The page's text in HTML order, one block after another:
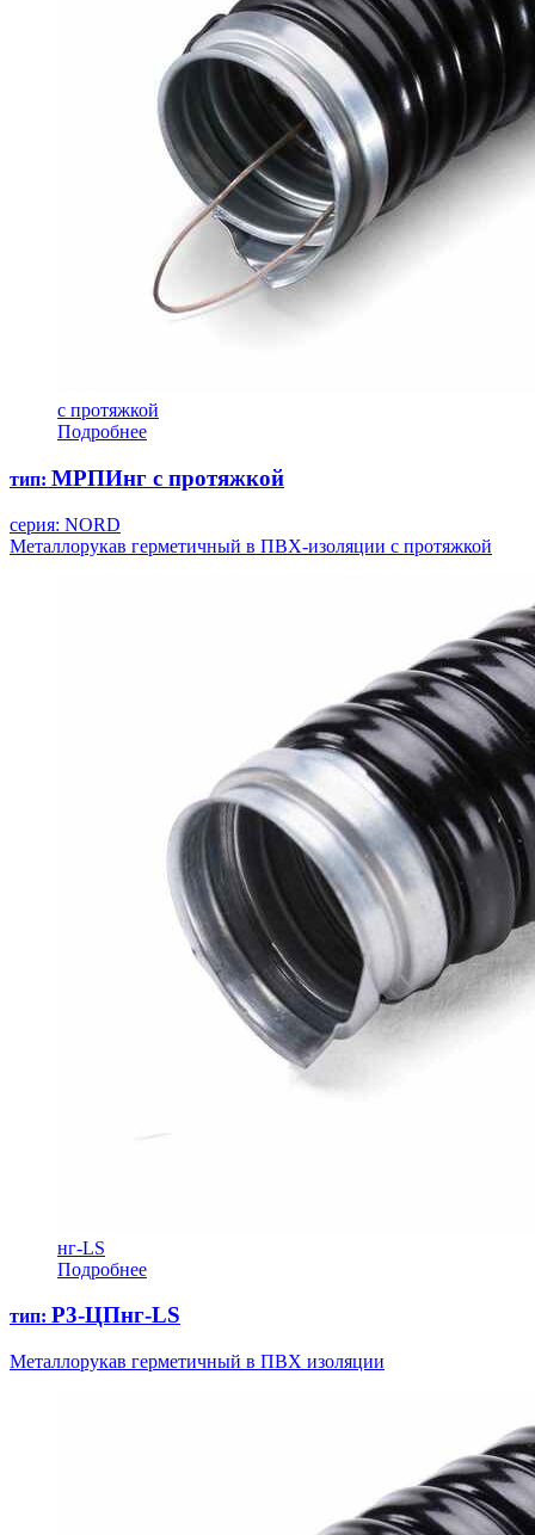
с протяжкой
Подробнее
тип: МРПИнг с протяжкой
серия: NORD
Металлорукав герметичный в ПВХ-изоляции с протяжкой
нг-LS
Подробнее
тип: Р3-ЦПнг-LS
Металлорукав герметичный в ПВХ изоляции